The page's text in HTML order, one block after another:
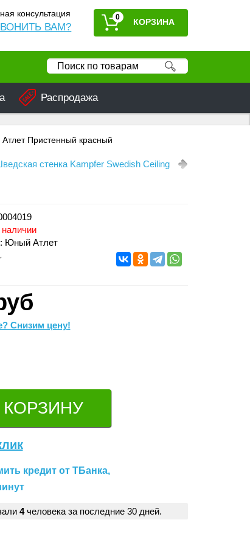
консультация
ВАМ?
0
Распродажа
Пристенный красный
стенка Kampfer Swedish Ceiling
Юный Атлет
Снизим цену!
кредит от ТБанка,
4человека за последние 30 дней.